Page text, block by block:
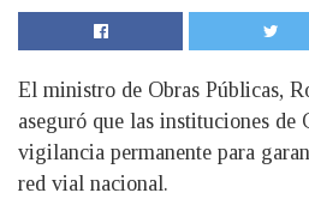
El ministro de Obras Públicas,
aseguró que las instituciones de
vigilancia permanente para
red vial nacional.